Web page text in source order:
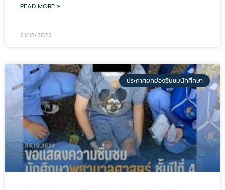
READ MORE »
21/12/2022
ประกาศยกย่องชื่นชมนักศึกษา